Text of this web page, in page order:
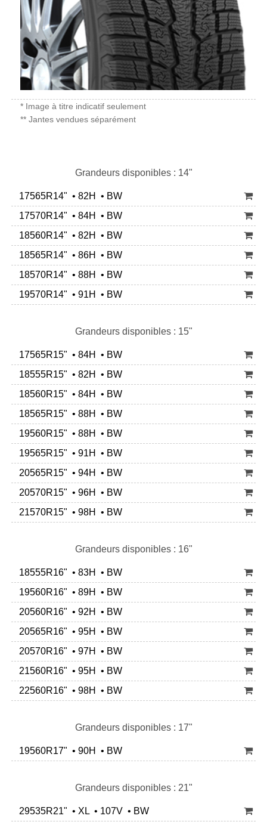
* Image à titre indicatif seulement
** Jantes vendues séparément
Grandeurs disponibles : 14"
17565R14" • 82H • BW
17570R14" • 84H • BW
18560R14" • 82H • BW
18565R14" • 86H • BW
18570R14" • 88H • BW
19570R14" • 91H • BW
Grandeurs disponibles : 15"
17565R15" • 84H • BW
18555R15" • 82H • BW
18560R15" • 84H • BW
18565R15" • 88H • BW
19560R15" • 88H • BW
19565R15" • 91H • BW
20565R15" • 94H • BW
20570R15" • 96H • BW
21570R15" • 98H • BW
Grandeurs disponibles : 16"
18555R16" • 83H • BW
19560R16" • 89H • BW
20560R16" • 92H • BW
20565R16" • 95H • BW
20570R16" • 97H • BW
21560R16" • 95H • BW
22560R16" • 98H • BW
Grandeurs disponibles : 17"
19560R17" • 90H • BW
Grandeurs disponibles : 21"
29535R21" • XL • 107V • BW